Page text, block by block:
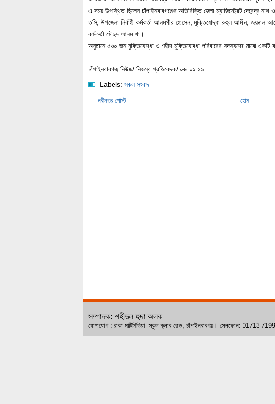
এ সময় উপস্থিত ছিলেন চাঁপাইনবাবগঞ্জের অতিরিক্তি জেলা ম্যাজিস্ট্রেট দেবেন্দ্র
তসি, উপজেলা নির্বাহী কর্মকর্তা আলমগীর হোসেন, মুক্তিযোদ্ধা রুহুল আমীন, জয়নাল
কর্মকর্তা মৌদুদ আলম খা।
অনুষ্ঠানে ৫৩০ জন মুক্তিযোদ্ধা ও শহীদ মুক্তিযোদ্ধা পরিবারের সদস্যদের মাঝে
চাঁপাইনবাবগঞ্জ নিউজ/ নিজস্ব প্রতিবেদক/ ০৬-০১-১৯
Labels: সকল সংবাদ
নবীনতর পোস্ট হোম
সম্পাদক: শহীদুল হুদা অলক
যোগাযোগ : রাকা মাল্টিমিডিয়া, স্কুল ক্লাব রোড, চাঁপাইনবাবগঞ্জ। সেলফোন: